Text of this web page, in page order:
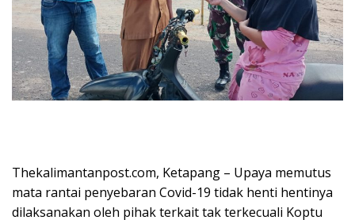
Thekalimantanpost.com, Ketapang – Upaya memutus
mata rantai penyebaran Covid-19 tidak henti hentinya
dilaksanakan oleh pihak terkait tak terkecuali Koptu